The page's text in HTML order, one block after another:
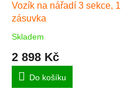
Vozík na nářadí 3 sekce, 1
zásuvka
Průměrné
produktu
5,0
Skladem
2 898 Kč
Do košíku